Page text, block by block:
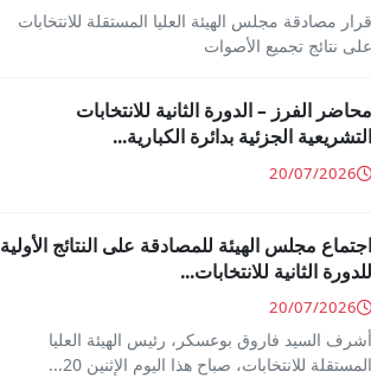
قرار مصادقة مجلس الهيئة العليا المستقلة للانتخابات
على نتائج تجميع الأصوات
محاضر الفرز – الدورة الثانية للانتخابات
التشريعية الجزئية بدائرة الكبارية...
20/07/2026
اجتماع مجلس الهيئة للمصادقة على النتائج الأولية
للدورة الثانية للانتخابات...
20/07/2026
أشرف السيد فاروق بوعسكر، رئيس الهيئة العليا
المستقلة للانتخابات، صباح هذا اليوم الإثنين 20...